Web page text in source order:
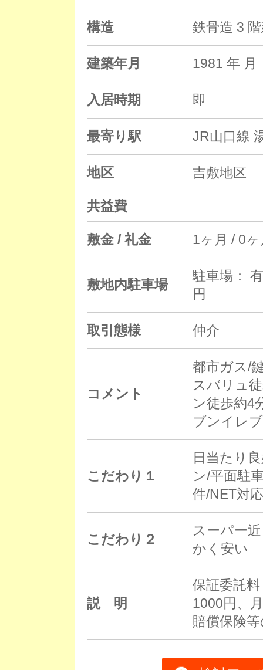
構造 鉄骨造 3
建築年月 1981 年
入居時期 即
最寄り駅 JR山口線
地区 吉敷地区
共益費
敷金 / 礼金 1ヶ月 / 0ヶ
敷地内駐車場
駐車場：
円
取引態様 仲介
コメント
都市ガス/
スバリュ
ン徒歩約4
ブンイレ
こだわり１
日当たり
ン/平面駐
件/NET対
こだわり２
スーパー
かく安い
説 明
保証委託
1000円、
賠償保険